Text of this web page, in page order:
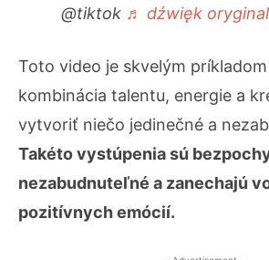
@tiktok ♬ dźwięk
Toto video je skvelým
kombinácia talentu, energie a
vytvoriť niečo jedinečné a
Takéto vystúpenia sú
nezabudnuteľné a zanechajú
pozitívnych emócií.